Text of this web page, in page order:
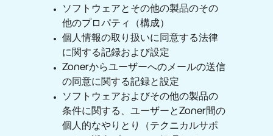
ソフトウェアとその他の製品のその
他のプロパティ（構成）
個人情報の取り扱いに同意する法律
に関する記録および設定
Zonerからユーザーへのメールの送信
の同意に関する記録と設定
ソフトウェアおよびその他の製品の
条件に関する、ユーザーとZoner間の
個人的なやりとり（テクニカルサポ